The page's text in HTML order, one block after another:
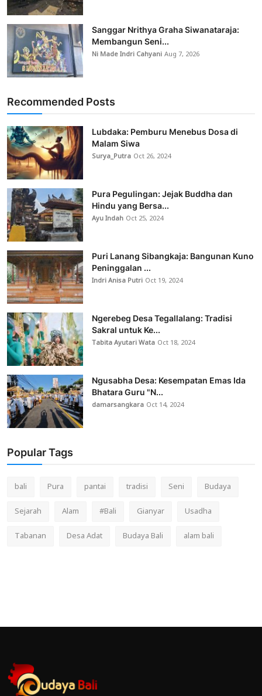
Sanggar Nrithya Graha Siwanataraja:
Membangun Seni...
Ni Made Indri CahyaniAug 7, 2026
Recommended Posts
Lubdaka: Pemburu Menebus Dosa di
Malam Siwa
Surya_Putra Oct 26, 2024
Pura Pegulingan: Jejak Buddha dan
Hindu yang Bersa...
Ayu Indah Oct 25, 2024
Puri Lanang Sibangkaja: Bangunan Kuno
Peninggalan ...
Indri Anisa Putri Oct 19, 2024
Ngerebeg Desa Tegallalang: Tradisi
Sakral untuk Ke...
Tabita Ayutari Wata Oct 18, 2024
Ngusabha Desa: Kesempatan Emas Ida
Bhatara Guru "N...
damarsangkara Oct 14, 2024
Popular Tags
bali Pura pantai tradisi Seni
Budaya
Sejarah
Alam #Bali Gianyar
Usadha
Tabanan
Desa Adat Budaya Bali alam bali